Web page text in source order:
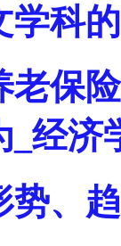
科
老保
_经济
势、